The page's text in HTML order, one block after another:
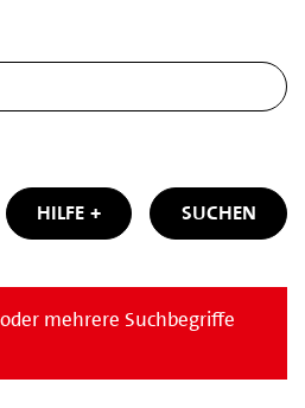
HILFE SUCHEN
mehrere Suchbegriffe